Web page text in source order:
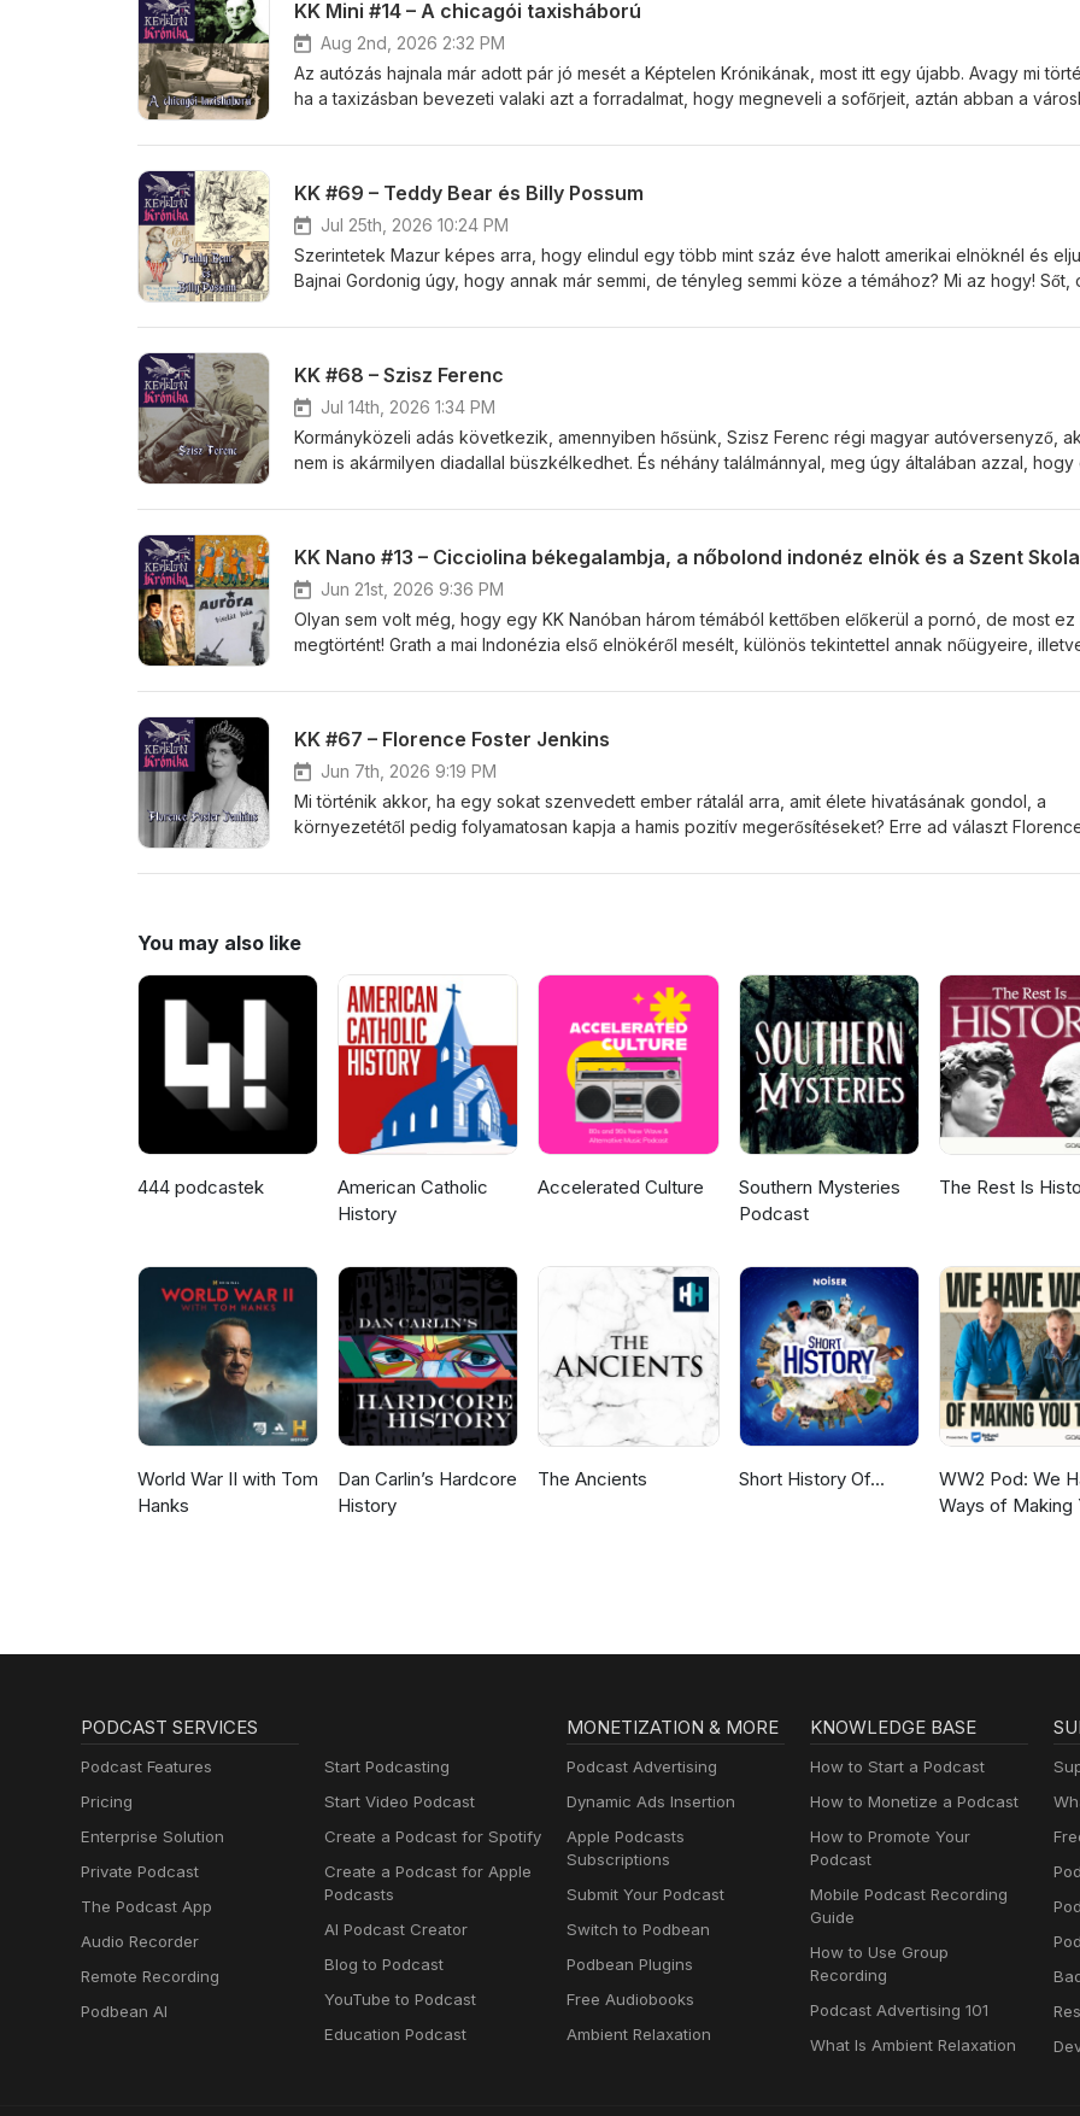
KK Mini #14 – A chicagói taxisháború
Aug 2nd, 2026 2:32 PM
Az autózás hajnala már adott pár jó mesét a Képtelen Krónikának, most itt egy újabb. Avagy mi
ha a taxizásban bevezeti valaki azt a forradalmat, hogy megneveli a sofőrjeit, aztán abban a
a kockás autók ellen, pisztolyok az öklök ellen, hadiállapotok az utcákon, és hát sajnos ez is egy
születésű jómadár.
KK #69 – Teddy Bear és Billy Possum
Jul 25th, 2026 10:24 PM
Szerintetek Mazur képes arra, hogy elindul egy több mint száz éve halott amerikai elnöknél és
Bajnai Gordonig úgy, hogy annak már semmi, de tényleg semmi köze a témához? Mi az hogy! Sőt,
libája volt, hanem Theodore Roosevelt medvéje, aminek az elnök megkegyelmezett, hogy aztán
volt, aki úgy gondolta, tud ennél jobbat, akár oposszummal is. Ezt az adást különösen ajánljuk
állatvédőknek, infektológusoknak és gasztronómiai különlegességek kedvelőinek.
KK #68 – Szisz Ferenc
Jul 14th, 2026 1:34 PM
Kormányközeli adás következik, amennyiben hősünk, Szisz Ferenc régi magyar autóversenyző,
nem is akármilyen diadallal büszkélkedhet. És néhány találmánnyal, meg úgy általában azzal, hogy
világháborúban, élete még az ötvenes évekre is tartogatott egy egészen hajmeresztő epizódot.
Jun 21st, 2026 9:36 PM
Olyan sem volt még, hogy egy KK Nanóban három témából kettőben előkerül a pornó, de most ez
megtörtént! Grath a mai Indonézia első elnökéről mesélt, különös tekintettel annak nőügyeire,
dolgozott fel bortól borig, felvetve közben egy érdekes szakdolgozattémát: az egykori kandósok
Ilonát hívta segítségül, hogy bemutassa a rendszerváltás egy különösen plasztikus jelenetét, nyúl-,
és galambüregekkel.
KK #67 – Florence Foster Jenkins
Jun 7th, 2026 9:19 PM
Mi történik akkor, ha egy sokat szenvedett ember rátalál arra, amit élete hivatásának gondol, a
környezetétől pedig folyamatosan kapja a hamis pozitív megerősítéseket? Erre ad választ
hangok a stúdióban, éretlen élcelődés kellemetlen betegségekkel, magyarul elfelejtő
You may also like
444 podcastek
American Catholic
History
Accelerated Culture
Southern Mysteries
Podcast
The Rest Is
World War II with Tom
Hanks
Dan Carlin’s Hardcore
History
The Ancients Short History Of...
WW2 Pod: We
Ways of Making
PODCAST SERVICES
Podcast Features
Pricing
Enterprise Solution
Private Podcast
The Podcast App
Audio Recorder
Remote Recording
Podbean AI
Start Podcasting
Start Video Podcast
Create a Podcast for Spotify
Create a Podcast for Apple
Podcasts
AI Podcast Creator
Blog to Podcast
YouTube to Podcast
Education Podcast
MONETIZATION & MORE
Podcast Advertising
Dynamic Ads Insertion
Apple Podcasts
Subscriptions
Submit Your Podcast
Switch to Podbean
Podbean Plugins
Free Audiobooks
Ambient Relaxation
KNOWLEDGE BASE
How to Start a Podcast
How to Monetize a Podcast
How to Promote Your
Podcast
Mobile Podcast Recording
Guide
How to Use Group
Recording
Podcast Advertising 101
What Is Ambient Relaxation